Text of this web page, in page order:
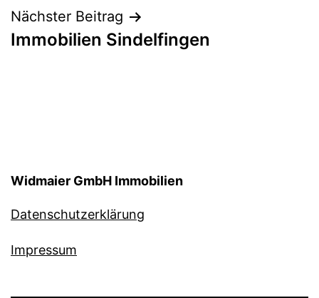
Nächster Beitrag
Immobilien Sindelfingen
Widmaier GmbH Immobilien
Datenschutzerklärung
Impressum